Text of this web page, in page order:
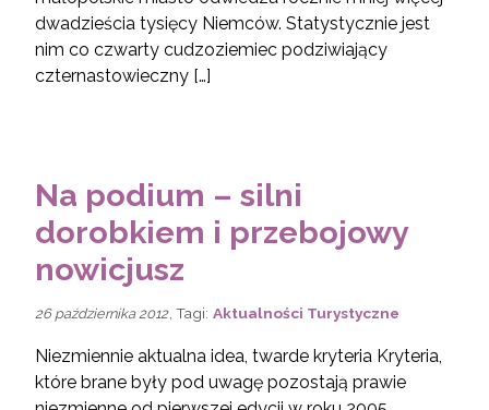
dwadzieścia tysięcy Niemców. Statystycznie jest
nim co czwarty cudzoziemiec podziwiający
czternastowieczny […]
Na podium – silni
dorobkiem i przebojowy
nowicjusz
26 października 2012 , Tagi: Aktualności Turystyczne
Niezmiennie aktualna idea, twarde kryteria Kryteria,
które brane były pod uwagę pozostają prawie